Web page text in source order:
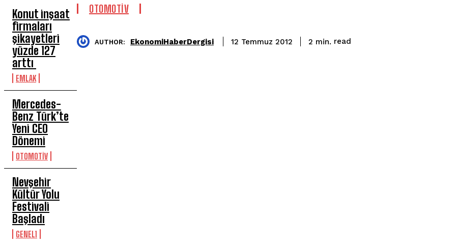
Konut inşaat
firmaları
şikayetleri
yüzde 127
arttı
EMLAK
Mercedes-
Benz Türk’te
Yeni CEO
Dönemi
OTOMOTİV
Nevşehir
Kültür Yolu
Festivali
Başladı
GENEL1
OTOMOTİV
AUTHOR: EkonomiHaberDergisi 12 Temmuz 2012 2 min. read